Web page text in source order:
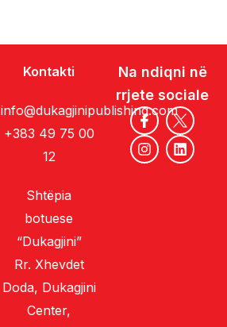
Kontakti
info@dukagjinipublishing.com
+383 49 75 00
12
Shtëpia
botuese
“Dukagjini”
Rr. Xhevdet
Doda, Dukagjini
Center,
Na ndiqni në
rrjete sociale